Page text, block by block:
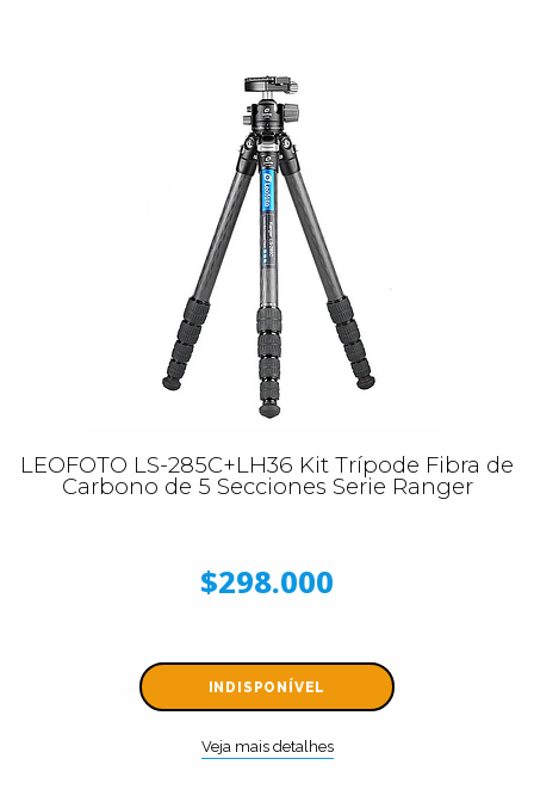
LEOFOTO LS-285C+LH36 Kit Trípode Fibra de
Carbono de 5 Secciones Serie Ranger
$298.000
INDISPONÍVEL
Veja mais detalhes